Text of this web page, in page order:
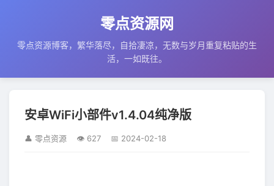
零点资源网
零点资源博客，繁华落尽，自拾凄凉，无数与岁月重复粘贴的生
活，一如既往。
安卓WiFi小部件v1.4.04纯净版
👤 零点资源 👁 627 📅 2024-02-18